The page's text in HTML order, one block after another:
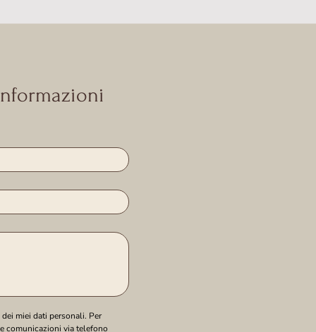
miei dati personali. Per
comunicazioni via telefono